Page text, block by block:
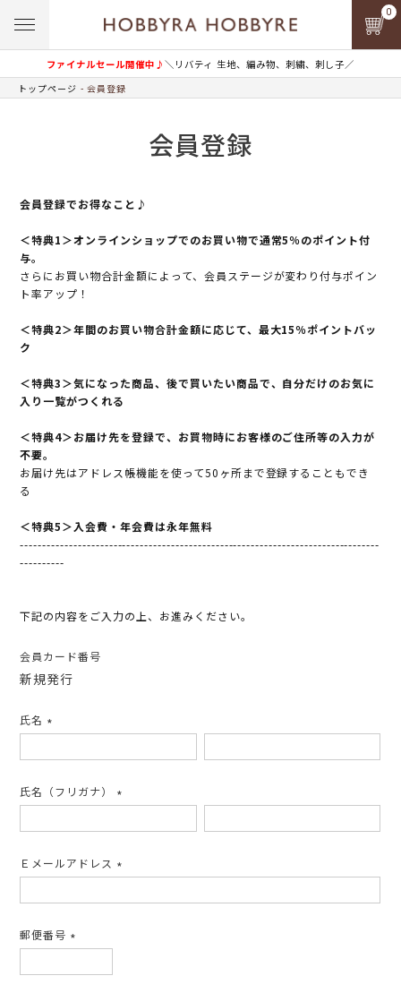
ファイナルセール開催中♪＼リバティ 生地、編み物、刺繍、刺し子／
0
トップページ 会員登録
会員登録
会員登録でお得なこと♪
＜特典1＞オンラインショップでのお買い物で通常5％のポイント付
与。
さらにお買い物合計金額によって、会員ステージが変わり付与ポイン
ト率アップ！
＜特典2＞年間のお買い物合計金額に応じて、最大15％ポイントバッ
ク
＜特典3＞気になった商品、後で買いたい商品で、自分だけのお気に
入り一覧がつくれる
＜特典4＞お届け先を登録で、お買物時にお客様のご住所等の入力が
不要。
お届け先はアドレス帳機能を使って50ヶ所まで登録することもでき
る
＜特典5＞入会費・年会費は永年無料
---------------------------------------------------------------------------------
----------
下記の内容をご入力の上、お進みください。
会員カード番号
新規発行
氏名
須)
氏名（フリガナ）
須)
Ｅメールアドレス
須)
郵便番号
須)